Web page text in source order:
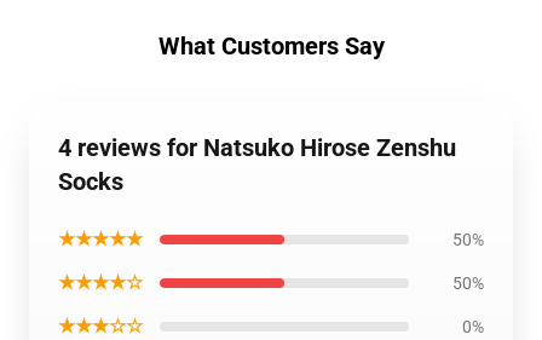
What Customers Say
4 reviews for Natsuko Hirose Zenshu
Socks
★★★★★ 50%
★★★★☆ 50%
★★★☆☆ 0%